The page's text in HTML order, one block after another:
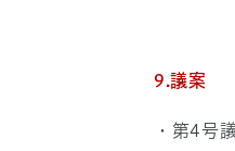
9.議案
・第4号